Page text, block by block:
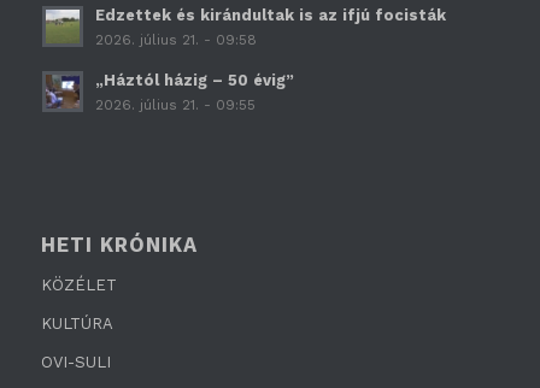
Edzettek és kirándultak is az ifjú focisták
2026. július 21. - 09:58
„Háztól házig – 50 évig”
2026. július 21. - 09:55
HETI KRÓNIKA
KÖZÉLET
KULTÚRA
OVI-SULI